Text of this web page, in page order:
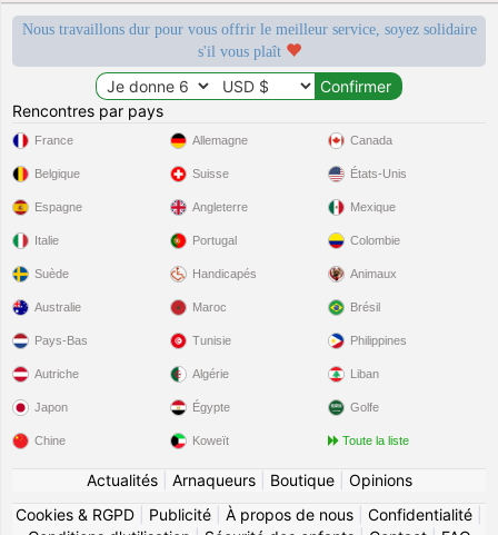
Nous travaillons dur pour vous offrir le meilleur service, soyez solidaire
s'il vous plaît
Rencontres par pays
France
Belgique
Espagne
Italie
Suède
Allemagne
Suisse
Angleterre
Portugal
Handicapés
Canada
États-Unis
Mexique
Colombie
Animaux
Australie
Pays-Bas
Autriche
Japon
Chine
Maroc
Tunisie
Algérie
Égypte
Koweït
Brésil
Philippines
Liban
Golfe
Toute la liste
Actualités| Arnaqueurs| Boutique| Opinions
Cookies & RGPD
Publicité À propos de nous Confidentialité